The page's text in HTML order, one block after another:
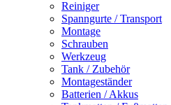
Reiniger
Spanngurte / Transport
Montage
Schrauben
Werkzeug
Tank / Zubehör
Montageständer
Batterien / Akkus